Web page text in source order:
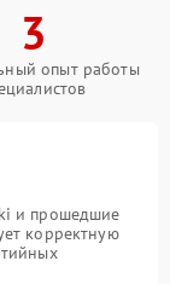
3
опыт работы
и прошедшие
корректную